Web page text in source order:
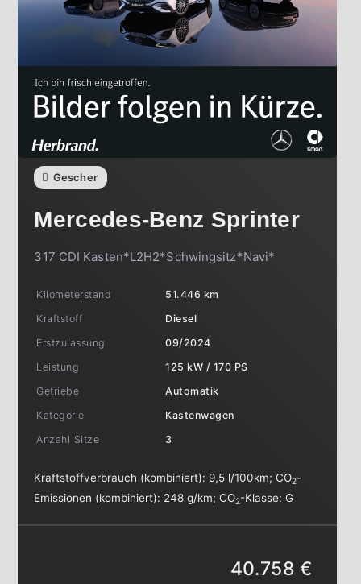
Gescher
Mercedes-Benz Sprinter
317 CDI Kasten*L2H2*Schwingsitz*Navi*
Kilometerstand
51.446 km
Kraftstoff
Diesel
Erstzulassung
09/2024
Leistung
125 kW / 170 PS
Getriebe
Automatik
Kategorie
Kastenwagen
Anzahl Sitze
3
Kraftstoffverbrauch (kombiniert): 9,5 l/100km;CO2-
Emissionen (kombiniert): 248 g/km;CO2-Klasse:G
40.758 €